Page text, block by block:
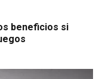
beneficios si